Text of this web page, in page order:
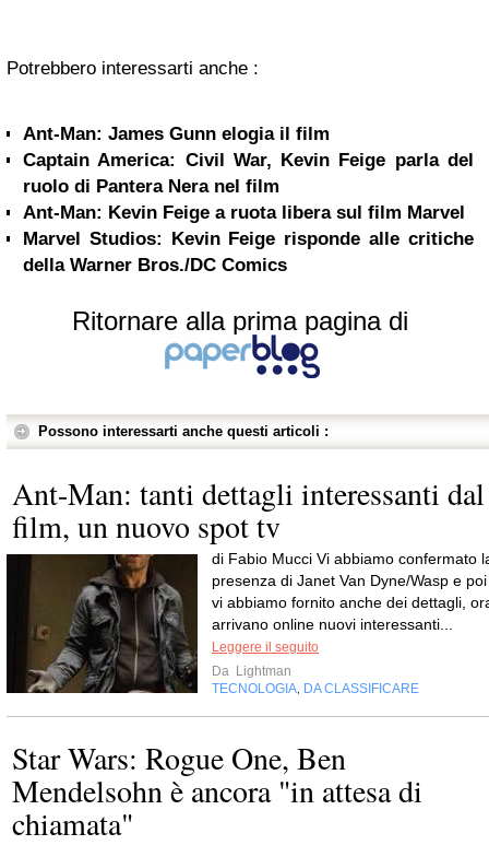
Potrebbero interessarti anche :
Ant-Man: James Gunn elogia il film
Captain America: Civil War, Kevin Feige parla del
ruolo di Pantera Nera nel film
Ant-Man: Kevin Feige a ruota libera sul film Marvel
Marvel Studios: Kevin Feige risponde alle critiche
della Warner Bros./DC Comics
Ritornare alla prima pagina di
Possono interessarti anche questi articoli :
Ant-Man: tanti dettagli interessanti dal
film, un nuovo spot tv
di Fabio Mucci Vi abbiamo confermato
presenza di Janet Van Dyne/Wasp e poi
vi abbiamo fornito anche dei dettagli,
arrivano online nuovi interessanti...
Leggere il seguito
Da Lightman
TECNOLOGIA DA CLASSIFICARE
Star Wars: Rogue One, Ben
Mendelsohn è ancora "in attesa di
chiamata"